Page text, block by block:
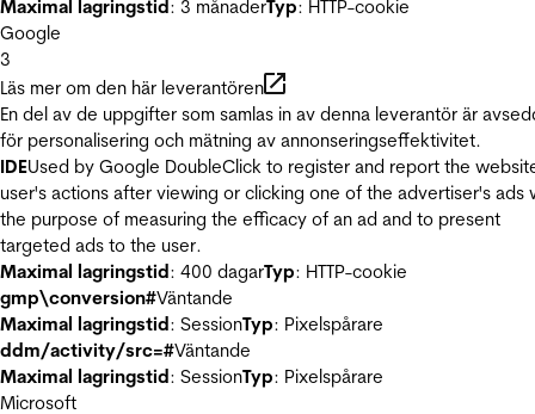
Maximal lagringstid: 3 månaderTyp: HTTP-cookie
Google
3
Läs mer om den här leverantören
En del av de uppgifter som samlas in av denna leverantör är
för personalisering och mätning av annonseringseffektivitet.
IDEUsed by Google DoubleClick to register and report the
user's actions after viewing or clicking one of the advertiser's ads
the purpose of measuring the efficacy of an ad and to present
targeted ads to the user.
Maximal lagringstid: 400 dagarTyp: HTTP-cookie
gmp\conversion#Väntande
Maximal lagringstid: SessionTyp: Pixelspårare
ddm/activity/src=#Väntande
Maximal lagringstid: SessionTyp: Pixelspårare
Microsoft